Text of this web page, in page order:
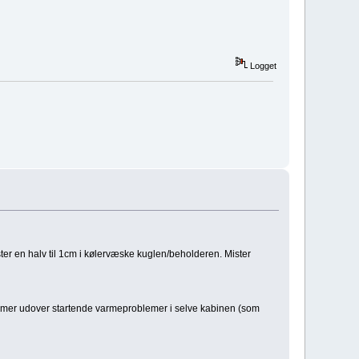
Logget
en halv til 1cm i kølervæske kuglen/beholderen. Mister
udover startende varmeproblemer i selve kabinen (som